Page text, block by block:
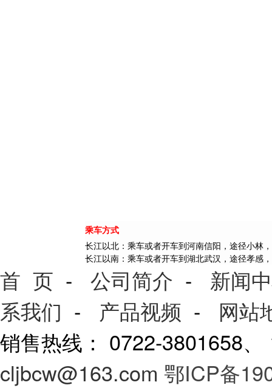
乘车方式
长江以北：乘车或者开车到河南信阳，途径小林
长江以南：乘车或者开车到湖北武汉，途径孝感
首 页 - 公司简介 - 新闻
系我们 - 产品视频 - 网站
销售热线： 0722-3801658
cljbcw@163.com 鄂ICP备